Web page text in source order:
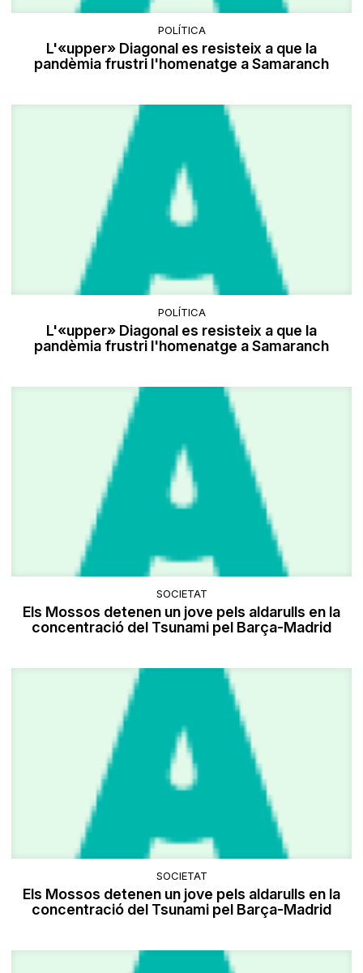
POLÍTICA
L'«upper» Diagonal es resisteix a que la
pandèmia frustri l'homenatge a Samaranch
POLÍTICA
L'«upper» Diagonal es resisteix a que la
pandèmia frustri l'homenatge a Samaranch
SOCIETAT
Els Mossos detenen un jove pels aldarulls en la
concentració del Tsunami pel Barça-Madrid
SOCIETAT
Els Mossos detenen un jove pels aldarulls en la
concentració del Tsunami pel Barça-Madrid